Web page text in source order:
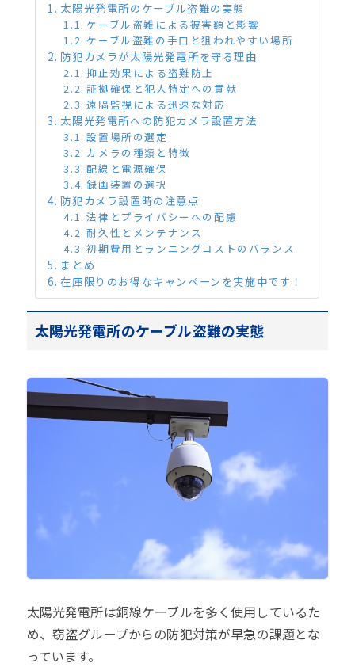
太陽光発電所のケーブル盗難の実態
ケーブル盗難による被害額と影響
ケーブル盗難の手口と狙われやすい場所
防犯カメラが太陽光発電所を守る理由
抑止効果による盗難防止
証拠確保と犯人特定への貢献
遠隔監視による迅速な対応
太陽光発電所への防犯カメラ設置方法
設置場所の選定
カメラの種類と特徴
配線と電源確保
録画装置の選択
防犯カメラ設置時の注意点
法律とプライバシーへの配慮
耐久性とメンテナンス
初期費用とランニングコストのバランス
まとめ
在庫限りのお得なキャンペーンを実施中です！
太陽光発電所のケーブル盗難の実態
太陽光発電所は銅線ケーブルを多く使用しているた
め、窃盗グループからの防犯対策が早急の課題とな
っています。